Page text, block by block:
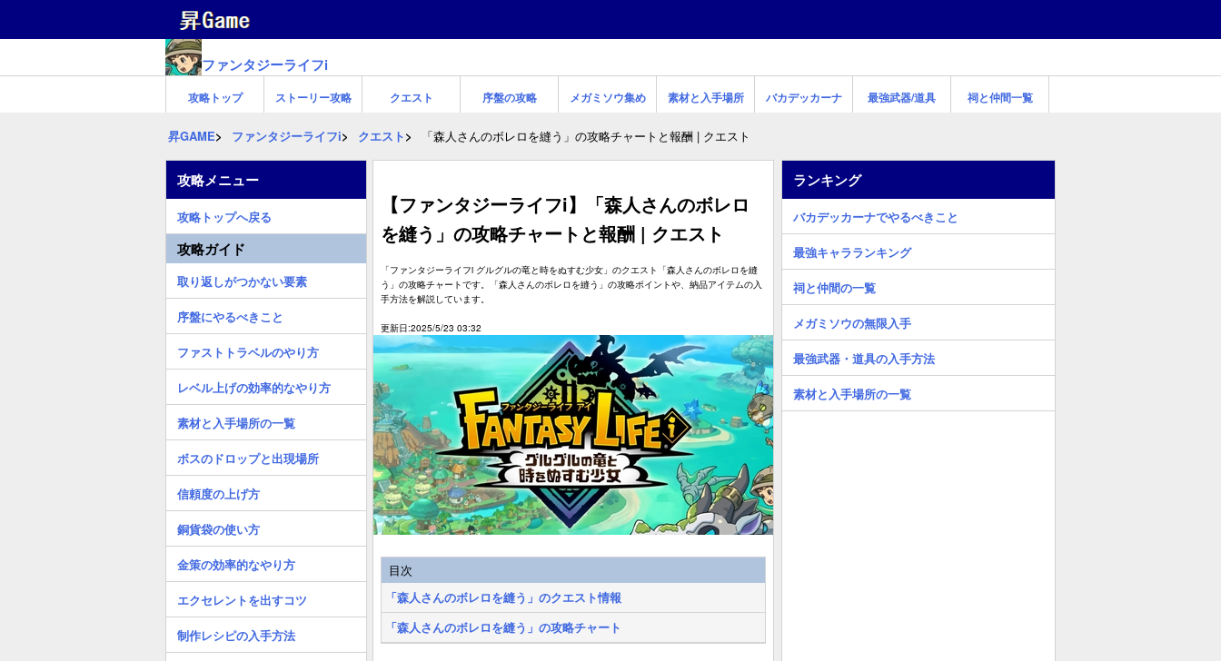
ファンタジーライフi
攻略トップ ストーリー攻略 クエスト 序盤の攻略 メガミソウ集め 素材と入手場所 バカデッカーナ 最強武器/道具 祠と仲間一覧
昇GAME ファンタジーライフi クエスト 「森人さんのボレロを縫う」の攻略チャートと報酬 | クエスト
【ファンタジーライフi】「森人さんのボレロ
を縫う」の攻略チャートと報酬 | クエスト
「ファンタジーライフi グルグルの竜と時をぬすむ少女」のクエスト「森人さんのボレロを縫
う」の攻略チャートです。「森人さんのボレロを縫う」の攻略ポイントや、納品アイテムの入
手方法を解説しています。
更新日:2025/5/23 03:32
目次
「森人さんのボレロを縫う」のクエスト情報
「森人さんのボレロを縫う」の攻略チャート
攻略メニュー
攻略トップへ戻る
攻略ガイド
取り返しがつかない要素
序盤にやるべきこと
ファストトラベルのやり方
レベル上げの効率的なやり方
素材と入手場所の一覧
ボスのドロップと出現場所
信頼度の上げ方
銅貨袋の使い方
金策の効率的なやり方
エクセレントを出すコツ
制作レシピの入手方法
ランキング
バカデッカーナでやるべきこと
最強キャラランキング
祠と仲間の一覧
メガミソウの無限入手
最強武器・道具の入手方法
素材と入手場所の一覧